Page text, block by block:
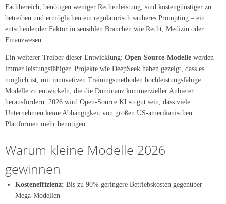
Fachbereich, benötigen weniger Rechenleistung, sind kostengünstiger zu
betreiben und ermöglichen ein regulatorisch sauberes Prompting – ein
entscheidender Faktor in sensiblen Branchen wie Recht, Medizin oder
Finanzwesen.
Ein weiterer Treiber dieser Entwicklung: Open-Source-Modelle werden
immer leistungsfähiger. Projekte wie DeepSeek haben gezeigt, dass es
möglich ist, mit innovativen Trainingsmethoden hochleistungsfähige
Modelle zu entwickeln, die die Dominanz kommerzieller Anbieter
herausfordern. 2026 wird Open-Source KI so gut sein, dass viele
Unternehmen keine Abhängigkeit von großen US-amerikanischen
Plattformen mehr benötigen.
Warum kleine Modelle 2026
gewinnen
Kosteneffizienz: Bis zu 90% geringere Betriebskosten gegenüber
Mega-Modellen